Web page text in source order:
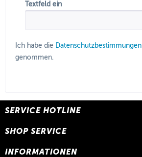
Textfeld ein
Ich habe die Datenschutzbestimmungen
genommen.
SERVICE HOTLINE
SHOP SERVICE
INFORMATIONEN